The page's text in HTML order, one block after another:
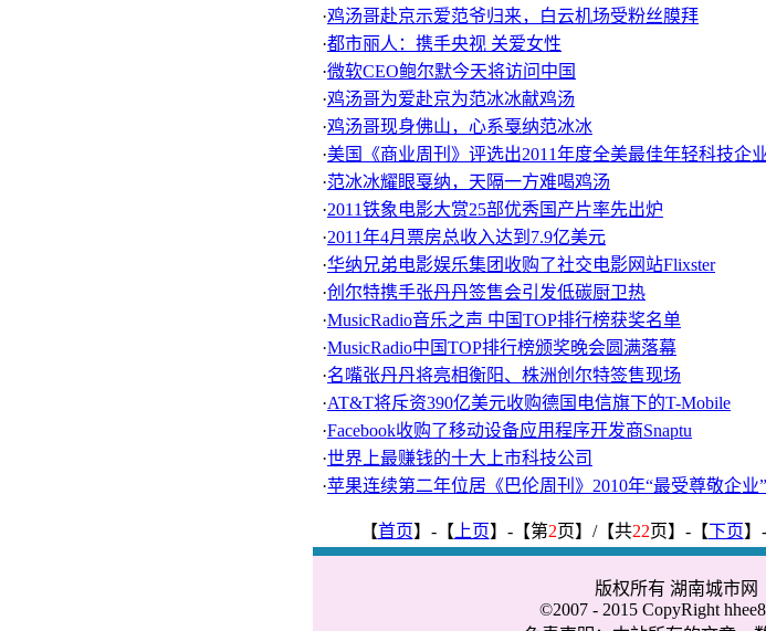
·鸡汤哥赴京示爱范爷归来，白云机场受粉丝膜拜
·都市丽人：携手央视 关爱女性
·微软CEO鲍尔默今天将访问中国
·鸡汤哥为爱赴京为范冰冰献鸡汤
·鸡汤哥现身佛山，心系戛纳范冰冰
·美国《商业周刊》评选出2011年度全美最佳年轻科技企
·范冰冰耀眼戛纳，天隔一方难喝鸡汤
·2011铁象电影大赏25部优秀国产片率先出炉
·2011年4月票房总收入达到7.9亿美元
·华纳兄弟电影娱乐集团收购了社交电影网站Flixster
·创尔特携手张丹丹签售会引发低碳厨卫热
·MusicRadio音乐之声 中国TOP排行榜获奖名单
·MusicRadio中国TOP排行榜颁奖晚会圆满落幕
·名嘴张丹丹将亮相衡阳、株洲创尔特签售现场
·AT&T将斥资390亿美元收购德国电信旗下的T-Mobile
·Facebook收购了移动设备应用程序开发商Snaptu
·世界上最赚钱的十大上市科技公司
·苹果连续第二年位居《巴伦周刊》2010年“最受尊敬企业
【首页】-【 上页】-【第2页】/【共22页】-【下页】
版权所有 湖南城市网
©2007 - 2015 CopyRight